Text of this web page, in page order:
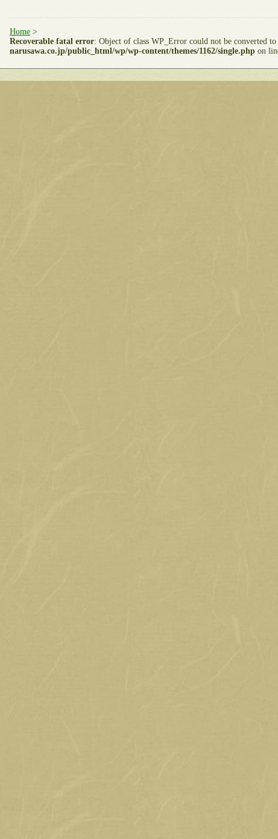
Home >
Recoverable fatal error: Object of class WP_Error could not be converted
narusawa.co.jp/public_html/wp/wp-content/themes/1162/single.php on